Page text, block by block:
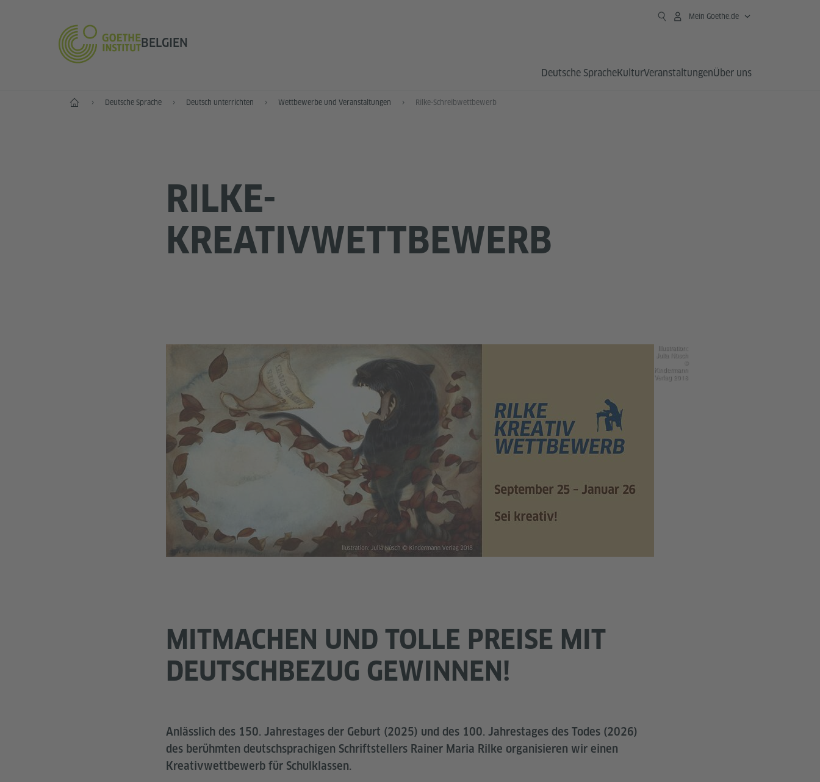
BELGIEN
Mein Goethe.de
Deutsche SpracheKulturVeranstaltungenÜber uns
Start Deutsche Sprache Deutsch unterrichten Wettbewerbe und Veranstaltungen Rilke-Schreibwettbewerb
RILKE-
KREATIVWETTBEWERB
Illustration:
Julia Nüsch
Kindermann
Verlag 2018
MITMACHEN UND TOLLE PREISE MIT
DEUTSCHBEZUG GEWINNEN!
Anlässlich des 150. Jahrestages der Geburt (2025) und des 100. Jahrestages des Todes (2026)
des berühmten deutschsprachigen Schriftstellers Rainer Maria Rilke organisieren wir einen
Kreativwettbewerb für Schulklassen.